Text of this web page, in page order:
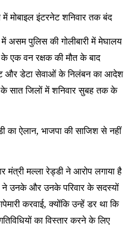
में मोबाइल इंटरनेट शनिवार तक बंद
असम पुलिस की गोलीबारी में मेघालय
एक वन रक्षक की मौत के बाद
और डेटा सेवाओं के निलंबन का आदेश
के सात जिलों में शनिवार सुबह तक के
का ऐलान, भाजपा की साजिश से नहीं
मंत्री मल्ला रेड्डी ने आरोप लगाया है
ने उनके और उनके परिवार के सदस्यों
करवाई, क्योंकि उन्हें डर था कि
का विस्तार करने के लिए